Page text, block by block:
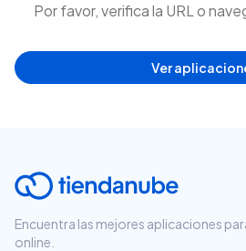
Por favor, verifica la URL o
Ver
Encuentra las mejores aplicaciones
online.